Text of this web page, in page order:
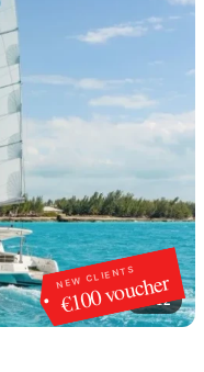
NEW CLIENTS
€100 voucher
1/12